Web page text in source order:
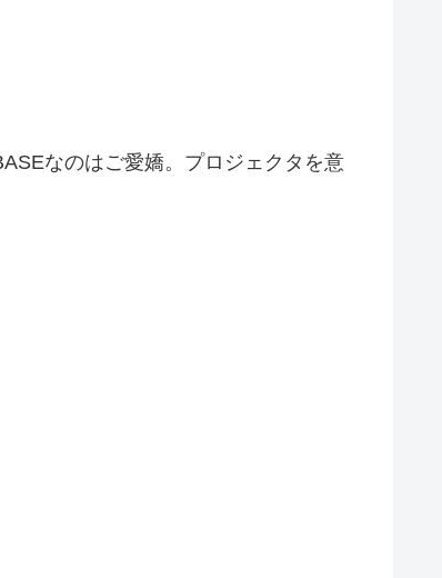
なのはご愛嬌。プロジェクタを意